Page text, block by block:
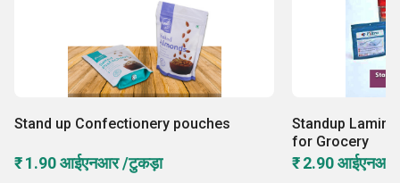
Stand up Confectionery pouches
₹ 1.90 आईएनआर /टुकड़ा
Standup
for Grocery
₹ 2.90 आईएनआर